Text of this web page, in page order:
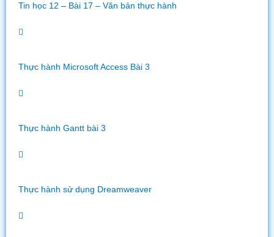
Tin học 12 – Bài 17 – Văn bản thực hành
Thực hành Microsoft Access Bài 3
Thực hành Gantt bài 3
Thực hành sử dụng Dreamweaver